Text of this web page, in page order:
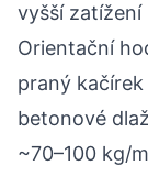
vyšší zatížení
Orientační
praný
betonové
~70–100 kg/